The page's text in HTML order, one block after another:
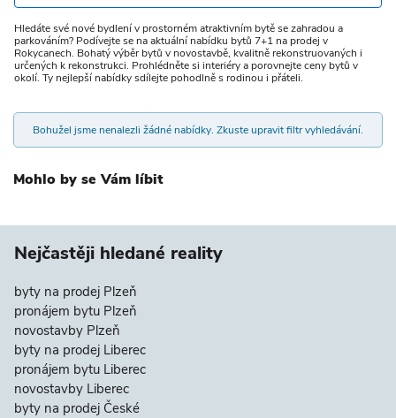
Hledáte své nové bydlení v prostorném atraktivním bytě se zahradou a
parkováním? Podívejte se na aktuální nabídku bytů 7+1 na prodej v
Rokycanech. Bohatý výběr bytů v novostavbě, kvalitně rekonstruovaných i
určených k rekonstrukci. Prohlédněte si interiéry a porovnejte ceny bytů v
okolí. Ty nejlepší nabídky sdílejte pohodlně s rodinou i přáteli.
Bohužel jsme nenalezli žádné nabídky. Zkuste upravit filtr vyhledávání.
Mohlo by se Vám líbit
Nejčastěji hledané reality
byty na prodej Plzeň
pronájem bytu Plzeň
novostavby Plzeň
byty na prodej Liberec
pronájem bytu Liberec
novostavby Liberec
byty na prodej České